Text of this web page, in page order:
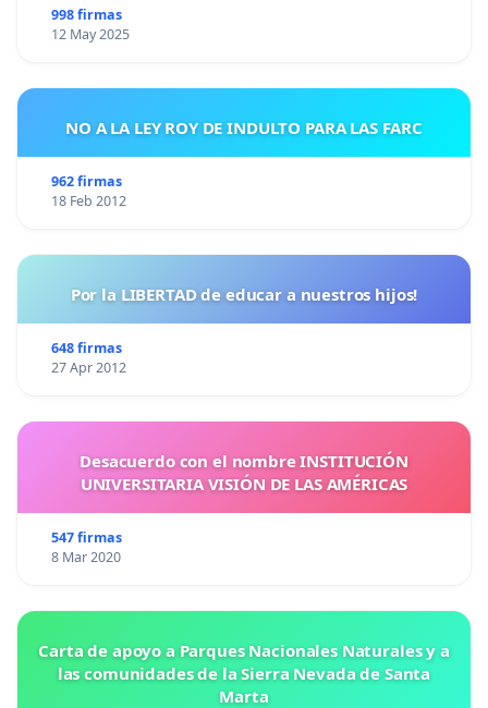
998 firmas
12 May 2025
NO A LA LEY ROY DE INDULTO PARA LAS FARC
962 firmas
18 Feb 2012
Por la LIBERTAD de educar a nuestros hijos!
648 firmas
27 Apr 2012
Desacuerdo con el nombre INSTITUCIÓN
UNIVERSITARIA VISIÓN DE LAS AMÉRICAS
547 firmas
8 Mar 2020
Carta de apoyo a Parques Nacionales Naturales y a
las comunidades de la Sierra Nevada de Santa
Marta